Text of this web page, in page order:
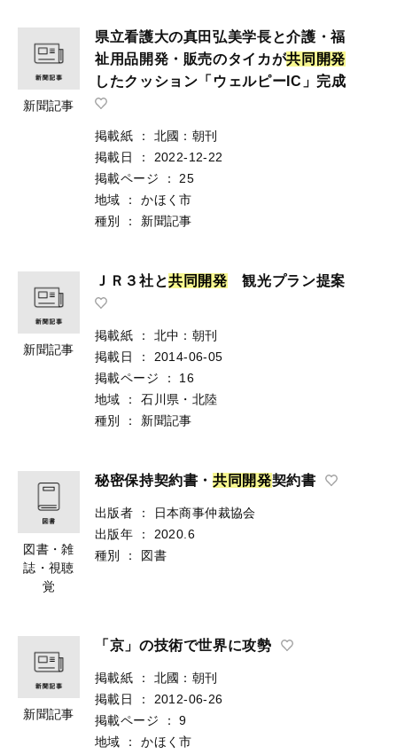
新聞記事
県立看護大の真田弘美学長と介護・福
祉用品開発・販売のタイカが共 同 開発
したクッション「ウェルピーIC」完成
掲載紙 ：
北國：朝刊
掲載日
：
2022-12-22
掲載ページ
：
25
地域
：
かほく市
種別
： 新聞記事
新聞記事
ＪＲ３社と共 同 開発 観光プラン提案
掲載紙 ：
北中：朝刊
掲載日
：
2014-06-05
掲載ページ
：
16
地域
：
石川県・北陸
種別
： 新聞記事
図書・雑
誌・視聴
覚
秘密保持契約書・共 同 開発契約書
出版者 ：
日本商事仲裁協会
出版年
：
2020.6
種別
： 図書
新聞記事
「京」の技術で世界に攻勢
掲載紙 ：
北國：朝刊
掲載日
：
2012-06-26
掲載ページ
：
9
地域
：
かほく市